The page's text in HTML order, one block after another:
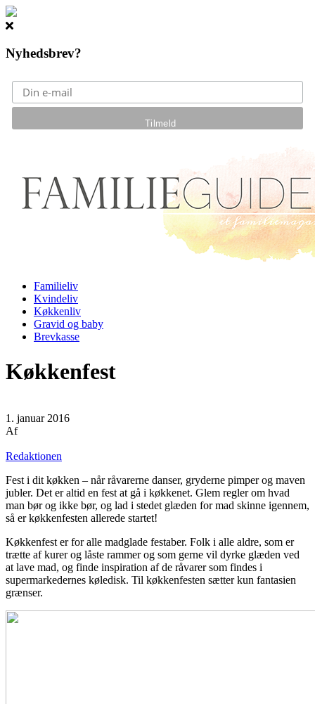
Nyhedsbrev?
Familieliv
Kvindeliv
Køkkenliv
Gravid og baby
Brevkasse
Køkkenfest
1. januar 2016
Af
Redaktionen
Fest i dit køkken – når råvarerne danser, gryderne pimper og maven
jubler. Det er altid en fest at gå i køkkenet. Glem regler om hvad
man bør og ikke bør, og lad i stedet glæden for mad skinne igennem,
så er køkkenfesten allerede startet!
Køkkenfest er for alle madglade festaber. Folk i alle aldre, som er
trætte af kurer og låste rammer og som gerne vil dyrke glæden ved
at lave mad, og finde inspiration af de råvarer som findes i
supermarkedernes køledisk. Til køkkenfesten sætter kun fantasien
grænser.